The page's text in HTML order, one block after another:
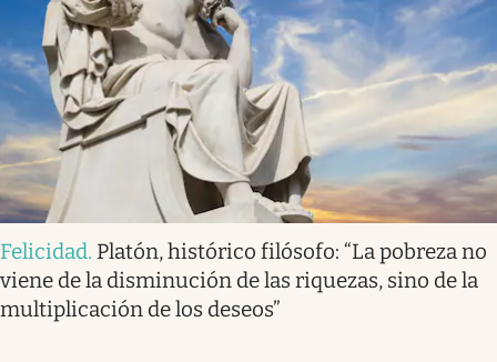
Felicidad. Platón, histórico filósofo: “La pobreza no
viene de la disminución de las riquezas, sino de la
multiplicación de los deseos”